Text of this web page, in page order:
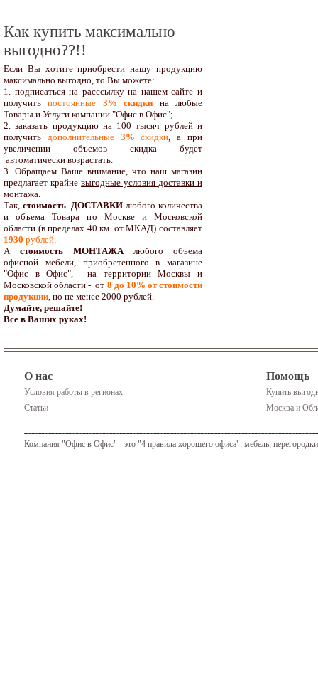
Как купить максимально
выгодно??!!
Если Вы хотите приобрести нашу продукцию
максимально выгодно, то Вы можете:
1. подписаться на расссылку на нашем сайте и
получитьпостоянные 3% скидки на любые
Товары и Услуги компании "Офис в Офис";
2. заказать продукцию на 100 тысяч рублей и
получить дополнительные3% скидки, а при
увеличении объемов скидка будет
автоматически возрастать.
3. Обращаем Ваше внимание, что наш магазин
предлагает крайне выгодные условия доставки и
монтажа.
Так, стоимость ДОСТАВКИлюбого количества
и объема Товара по Москве и Московской
области (в пределах 40 км. от МКАД) составляет
1930 рублей.
А стоимость МОНТАЖАлюбого объема
офисной мебели, приобретенного в магазине
"Офис в Офис", на территории Москвы и
Московской области - от 8 до 10% от стоимости
продукции, но не менее 2000 рублей.
Думайте, решайте!
Все в Ваших руках!
О нас
Условия работы в регионах
Статьи
Помощь
Купить
Москва и
Компания "Офис в Офис" - это "4 правила хорошего офиса": мебель,